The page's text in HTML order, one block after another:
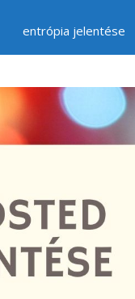
entrópia jelentése